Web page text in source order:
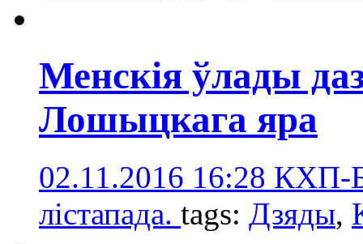
Менскія ўлады
Лошыцкага яра
02.11.2016 16:28 КХП-
лістапада. tags: Дзяды,